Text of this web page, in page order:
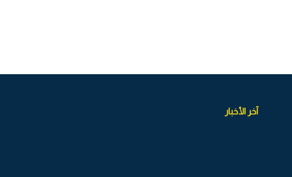
آخر الأخبار